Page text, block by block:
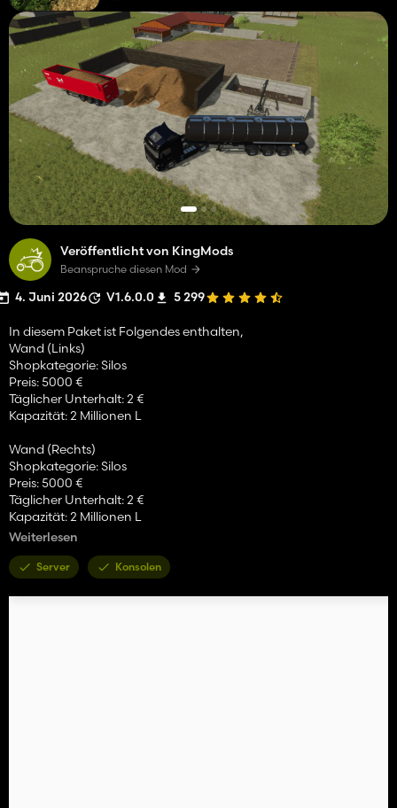
Veröffentlicht von KingMods
Beanspruche diesen Mod
4. Juni 2026 V1.6.0.0 5 299
In diesem Paket ist Folgendes enthalten,
Wand (Links)
Shopkategorie: Silos
Preis: 5000 €
Täglicher Unterhalt: 2 €
Kapazität: 2 Millionen L
Wand (Rechts)
Shopkategorie: Silos
Preis: 5000 €
Täglicher Unterhalt: 2 €
Kapazität: 2 Millionen L
Shopkategorie: Silos
Preis: 20000 €
Täglicher Unterhalt: 2 €
Weiterlesen
Server Konsolen